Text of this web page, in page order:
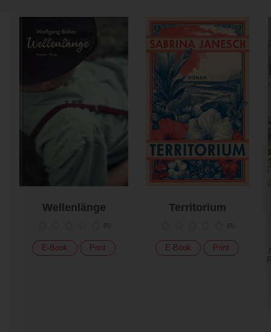
Wellenlänge
(0
E-Book Print
Territorium
(0
E-Book Print